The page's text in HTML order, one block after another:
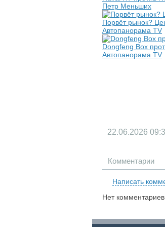
Петр Меньших
Порвёт рынок?
Автопанорама TV
Dongfeng Box
Автопанорама TV
22.06.2026
Комментарии
Написать
Нет